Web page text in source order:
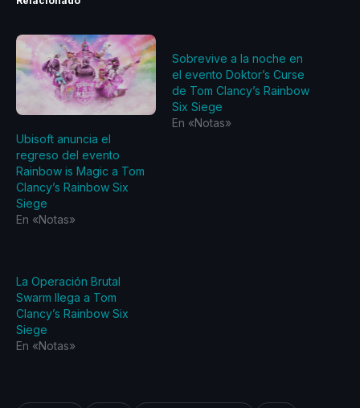
Ubisoft anuncia el
regreso del evento
Rainbow is Magic a Tom
Clancy’s Rainbow Six
Siege
En «Notas»
Sobrevive a la noche en
el evento Doktor’s Curse
de Tom Clancy’s Rainbow
Six Siege
En «Notas»
La Operación Brutal
Swarm llega a Tom
Clancy’s Rainbow Six
Siege
En «Notas»